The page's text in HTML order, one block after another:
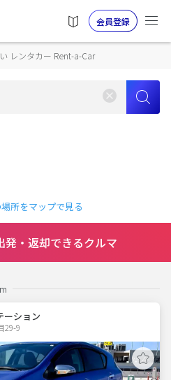
会員登録
レンタカー Rent-a-Car
所をマップで見る
発・返却できるクルマ
ーション
29-9